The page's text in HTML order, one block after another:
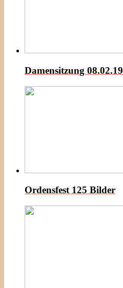
Damensitzung 08.02.19
Ordensfest 125 Bilder